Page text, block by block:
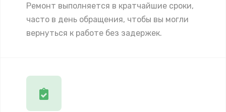
Ремонт выполняется в кратчайшие сроки,
часто в день обращения, чтобы вы могли
вернуться к работе без задержек.